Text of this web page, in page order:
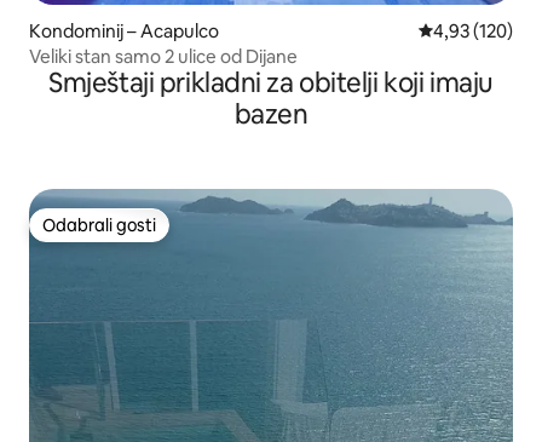
Kondominij – Acapulco Prosječna
4,93 (120)
Veliki stan samo 2 ulice od Dijane
Smještaji prikladni za obitelji koji imaju
bazen
Odabrali gosti
Odabrali gosti